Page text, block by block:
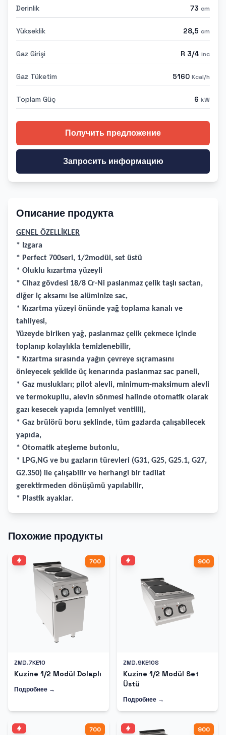
Derinlik 73 cm
Yükseklik 28,5 cm
Gaz Girişi R 3/4 inc
Gaz Tüketim 5160 Kcal/h
Toplam Güç 6 kW
Получить предложение
Запросить информацию
Описание продукта
GENEL ÖZELLİKLER
* Izgara
* Perfect 700seri, 1/2modül, set üstü
* Oluklu kızartma yüzeyli
* Cihaz gövdesi 18/8 Cr-Ni paslanmaz çelik taşlı sactan,
diğer iç aksamı ise alüminize sac,
* Kızartma yüzeyi önünde yağ toplama kanalı ve
tahliyesi,
Yüzeyde biriken yağ, paslanmaz çelik çekmece içinde
toplanıp kolaylıkla temizlenebilir,
* Kızartma sırasında yağın çevreye sıçramasını
önleyecek şekilde üç kenarında paslanmaz sac paneli,
* Gaz muslukları; pilot alevli, minimum-maksimum alevli
ve termokupllu, alevin sönmesi halinde otomatik olarak
gazı kesecek yapıda (emniyet ventilli),
* Gaz brülörü boru şeklinde, tüm gazlarda çalışabilecek
yapıda,
* Otomatik ateşleme butonlu,
* LPG,NG ve bu gazların türevleri (G31, G25, G25.1, G27,
G2.350) ile çalışabilir ve herhangi bir tadilat
gerektirmeden dönüşümü yapılabilir,
* Plastik ayaklar.
Похожие продукты
700
ZMD.7KE10
Kuzine 1/2 Modül Dolaplı
Подробнее →
900
ZMD.9KE10S
Kuzine 1/2 Modül Set
Üstü
Подробнее →
700 900